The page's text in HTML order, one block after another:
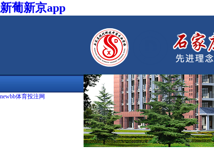
新葡新京app
newbb体育投注网